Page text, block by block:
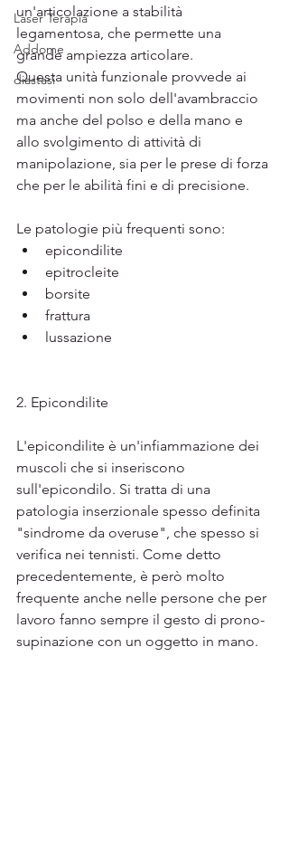
Laser Terapia
Addome
diastasi
un'articolazione a stabilità
legamentosa, che permette una
grande ampiezza articolare.
Questa unità funzionale provvede ai
movimenti non solo dell'avambraccio
ma anche del polso e della mano e
allo svolgimento di attività di
manipolazione, sia per le prese di forza
che per le abilità fini e di precisione.
Le patologie più frequenti sono:
epicondilite
epitrocleite
borsite
frattura
lussazione
2. Epicondilite
L'epicondilite è un'infiammazione dei
muscoli che si inseriscono
sull'epicondilo. Si tratta di una
patologia inserzionale spesso definita
"sindrome da overuse", che spesso si
verifica nei tennisti. Come detto
precedentemente, è però molto
frequente anche nelle persone che per
lavoro fanno sempre il gesto di prono-
supinazione con un oggetto in mano.